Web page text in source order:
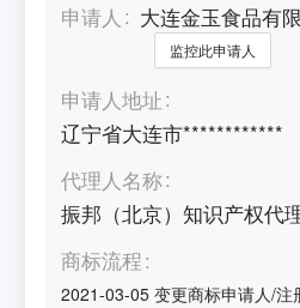
申请人
大连金玉食品有
监控此申请人
申请人地址
辽宁省大连市************
代理人名称
振邦（北京）知识产权代
商标流程
2021-03-05 变更商标申请人/注